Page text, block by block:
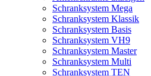
Schranksystem Mega
Schranksystem Klassik
Schranksystem Basis
Schranksystem VH9
Schranksystem Master
Schranksystem Multi
Schranksystem TEN